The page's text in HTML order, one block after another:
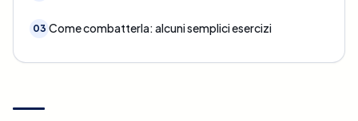
03 Come combatterla: alcuni semplici esercizi